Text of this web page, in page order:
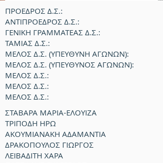
ΠΡΟΕΔΡΟΣ Δ.Σ.:
ΑΝΤΙΠΡΟΕΔΡΟΣ Δ.Σ.:
ΓΕΝΙΚΗ ΓΡΑΜΜΑΤΕΑΣ Δ.Σ.:
ΤΑΜΙΑΣ Δ.Σ.:
ΜΕΛΟΣ Δ.Σ. (ΥΠΕΥΘΥΝΗ ΑΓΩΝΩΝ):
ΜΕΛΟΣ Δ.Σ. (ΥΠΕΥΘΥΝΟΣ ΑΓΩΝΩΝ):
ΜΕΛΟΣ Δ.Σ.:
ΜΕΛΟΣ Δ.Σ.:
ΜΕΛΟΣ Δ.Σ.:
ΣΤΑΒΑΡΑ ΜΑΡΙΑ-ΕΛΟΥΙΖΑ
ΤΡΙΠΟΔΗ ΗΡΩ
ΑΚΟΥΜΙΑΝΑΚΗ ΑΔΑΜΑΝΤΙΑ
ΔΡΑΚΟΠΟΥΛΟΣ ΓΙΩΡΓΟΣ
ΛΕΙΒΑΔΙΤΗ ΧΑΡΑ